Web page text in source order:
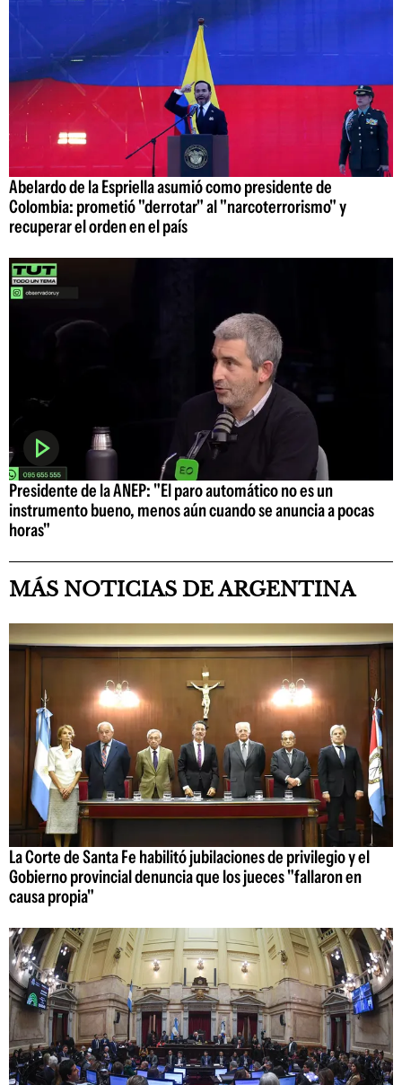
Abelardo de la Espriella asumió como presidente de
Colombia: prometió "derrotar" al "narcoterrorismo" y
recuperar el orden en el país
Presidente de la ANEP: "El paro automático no es un
instrumento bueno, menos aún cuando se anuncia a pocas
horas"
MÁS NOTICIAS DE ARGENTINA
La Corte de Santa Fe habilitó jubilaciones de privilegio y el
Gobierno provincial denuncia que los jueces "fallaron en
causa propia"